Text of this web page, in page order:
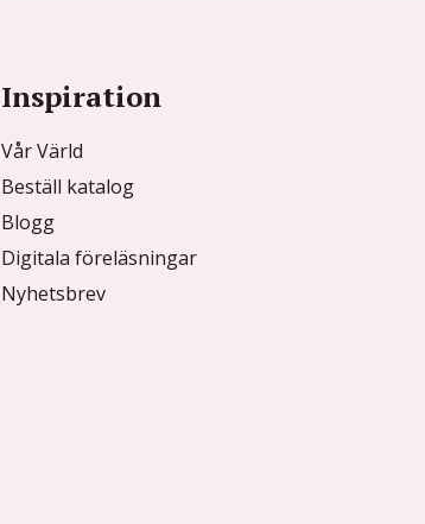
Inspiration
Vår Värld
Beställ katalog
Blogg
Digitala föreläsningar
Nyhetsbrev